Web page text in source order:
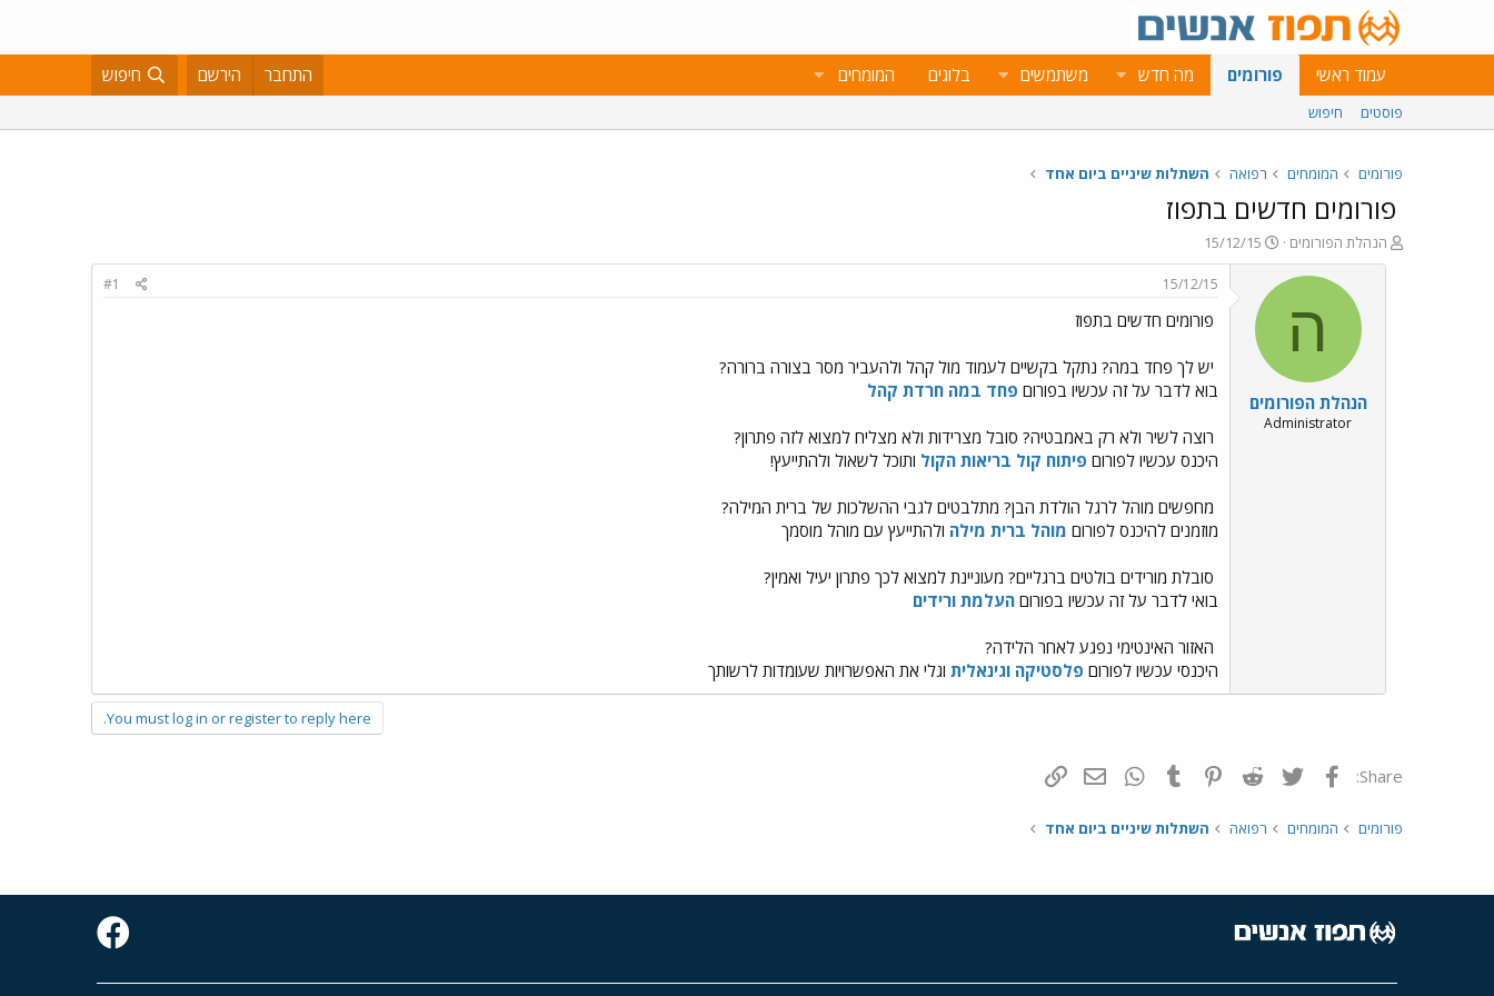
עמוד ראשי פורומים מה חדש משתמשים בלוגים המומחים התחבר הירשם חיפוש
פוסטים חיפוש
פורומים המומחים רפואה השתלות שיניים ביום אחד
פורומים חדשים בתפוז
פ
ו
הנהלת הפורומים
פ
ו
ס
ם
ב
ת
ר
15/12/15
ה
הנהלת הפורומים
Administrator
15/12/15
#1
פורומים חדשים בתפוז
יש לך פחד במה? נתקל בקשיים לעמוד מול קהל ולהעביר מסר בצורה ברורה?
בוא לדבר על זה עכשיו בפורום פחד במה חרדת קהל
רוצה לשיר ולא רק באמבטיה? סובל מצרידות ולא מצליח למצוא לזה פתרון?
היכנס עכשיו לפורום פיתוח קול בריאות הקול ותוכל לשאול ולהתייעץ!
מחפשים מוהל לרגל הולדת הבן? מתלבטים לגבי ההשלכות של ברית המילה?
מוזמנים להיכנס לפורום מוהל ברית מילה ולהתייעץ עם מוהל מוסמך
סובלת מורידים בולטים ברגליים? מעוניינת למצוא לכך פתרון יעיל ואמין?
בואי לדבר על זה עכשיו בפורום העלמת ורידים
האזור האינטימי נפגע לאחר הלידה?
היכנסי עכשיו לפורום פלסטיקה וגינאלית וגלי את האפשרויות שעומדות לרשותך
You must log in or register to reply here.
Share: פייסבוק Twitter
Reddit
Pinterest
Tumblr
WhatsAppדואר אלקטרוני
פורומים המומחים רפואה השתלות שיניים ביום אחד